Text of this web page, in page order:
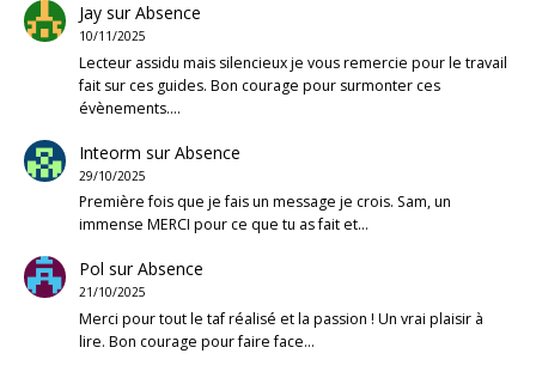
JaysurAbsence
10/11/2025
Lecteur assidu mais silencieux je vous remercie pour le travail
fait sur ces guides. Bon courage pour surmonter ces
évènements.…
Inteorm surAbsence
29/10/2025
Première fois que je fais un message je crois. Sam, un
immense MERCI pour ce que tu as fait et…
Pol surAbsence
21/10/2025
Merci pour tout le taf réalisé et la passion ! Un vrai plaisir à
lire. Bon courage pour faire face…